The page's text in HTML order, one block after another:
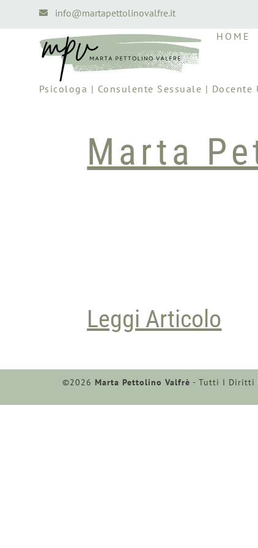
info@martapettolinovalfre.it
HOME
Psicologa | Consulente Sessuale |
Marta
Leggi Articolo
©2026 Marta Pettolino Valfrè - Tutti I Diritti